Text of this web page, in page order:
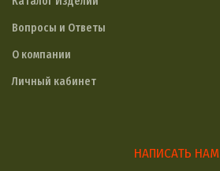
Вопросы и Ответы
О компании
Личный кабинет
НАПИСАТЬ НАМ